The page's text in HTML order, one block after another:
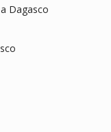
Dagasco